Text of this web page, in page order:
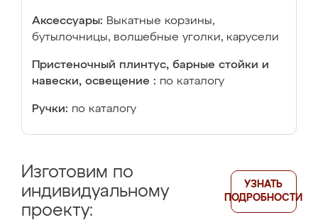
Аксессуары: Выкатные корзины,
бутылочницы, волшебные уголки, карусели
Пристеночный плинтус, барные стойки и
навески, освещение : по каталогу
Ручки: по каталогу
Изготовим по
индивидуальному
проекту:
УЗНАТЬ
ПОДРОБНОСТИ